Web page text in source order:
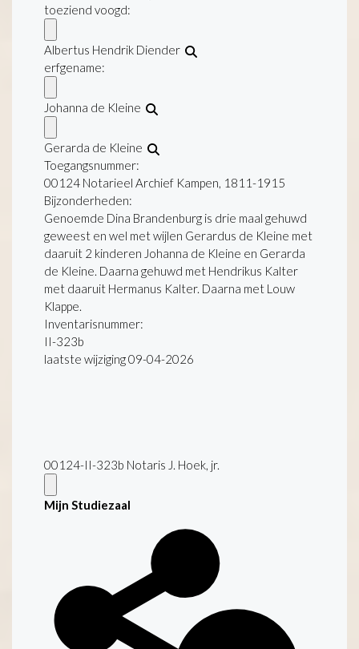
toeziend voogd:
Albertus Hendrik Diender
erfgename:
Johanna de Kleine
Gerarda de Kleine
Toegangsnummer:
00124 Notarieel Archief Kampen, 1811-1915
Bijzonderheden:
Genoemde Dina Brandenburg is drie maal gehuwd
geweest en wel met wijlen Gerardus de Kleine met
daaruit 2 kinderen Johanna de Kleine en Gerarda
de Kleine. Daarna gehuwd met Hendrikus Kalter
met daaruit Hermanus Kalter. Daarna met Louw
Klappe.
Inventarisnummer:
II-323b
laatste wijziging 09-04-2026
00124-II-323b Notaris J. Hoek, jr.
Mijn Studiezaal